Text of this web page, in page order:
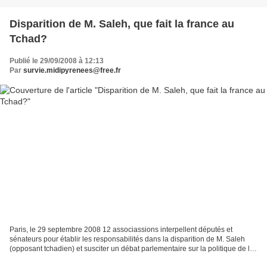
Disparition de M. Saleh, que fait la france au
Tchad?
Publié le 29/09/2008 à 12:13
Par survie.midipyrenees@free.fr
Paris, le 29 septembre 2008 12 associassions interpellent députés et
sénateurs pour établir les responsabilités dans la disparition de M. Saleh
(opposant tchadien) et susciter un débat parlementaire sur la politique de la